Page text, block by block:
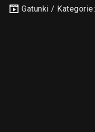
Gatunki / Kategorie: